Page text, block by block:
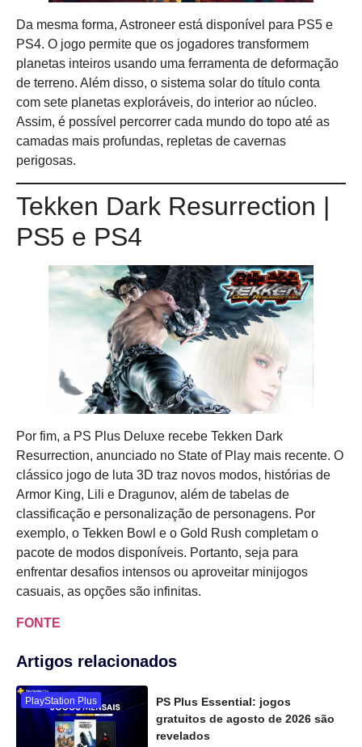
Da mesma forma, Astroneer está disponível para PS5 e
PS4. O jogo permite que os jogadores transformem
planetas inteiros usando uma ferramenta de deformação
de terreno. Além disso, o sistema solar do título conta
com sete planetas exploráveis, do interior ao núcleo.
Assim, é possível percorrer cada mundo do topo até as
camadas mais profundas, repletas de cavernas
perigosas.
Tekken Dark Resurrection |
PS5 e PS4
Por fim, a PS Plus Deluxe recebe Tekken Dark
Resurrection, anunciado no State of Play mais recente. O
clássico jogo de luta 3D traz novos modos, histórias de
Armor King, Lili e Dragunov, além de tabelas de
classificação e personalização de personagens. Por
exemplo, o Tekken Bowl e o Gold Rush completam o
pacote de modos disponíveis. Portanto, seja para
enfrentar desafios intensos ou aproveitar minijogos
casuais, as opções são infinitas.
FONTE
Artigos relacionados
PlayStation Plus
PS Plus Essential: jogos
gratuitos de agosto de 2026 são
revelados